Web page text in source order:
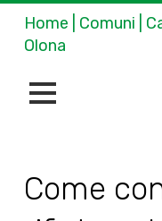
Home | Comuni |
Olona
Come